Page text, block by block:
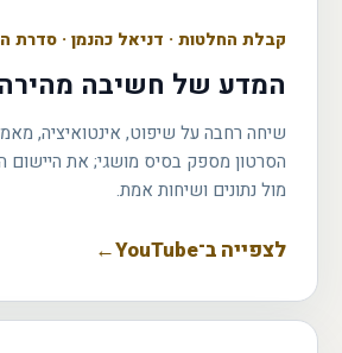
קבלת החלטות· דניאל כהנמן · סדרת
המדע של חשיבה
שיחה רחבה על שיפוט, אינטואיציה, מאמץ
הסרטון מספק בסיס מושגי; את היישום
מול נתונים ושיחות אמת.
לצפייה ב־YouTube ←